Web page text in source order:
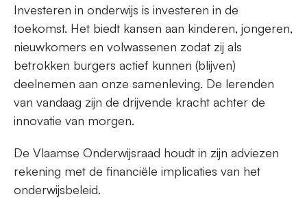
Investeren in onderwijs is investeren in de
toekomst. Het biedt kansen aan kinderen, jongeren,
nieuwkomers en volwassenen zodat zij als
betrokken burgers actief kunnen (blijven)
deelnemen aan onze samenleving. De lerenden
van vandaag zijn de drijvende kracht achter de
innovatie van morgen.
De Vlaamse Onderwijsraad houdt in zijn adviezen
rekening met de financiële implicaties van het
onderwijsbeleid.